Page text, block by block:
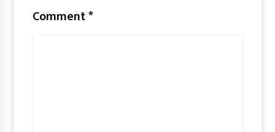
Comment*